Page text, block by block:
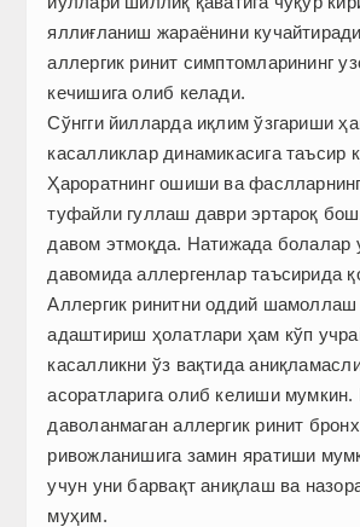
яллиғланиш жараёнини
аллергик ринит симптомларининг
кечишига олиб келади.
Сўнгги йилларда иқлим ўзгариши
касалликлар динамикасига таъсир
Ҳароратнинг ошиши ва
туфайли гуллаш даври эртароқ
давом этмоқда. Натижада болалар
давомида аллергенлар таъсирида
Аллергик ринитни оддий
адаштириш ҳолатлари ҳам кўп
касалликни ўз вақтида
асоратларига олиб келиши
даволанмаган аллергик ринит
ривожланишига замин яратиши
учун уни барвақт аниқлаш ва
муҳим.